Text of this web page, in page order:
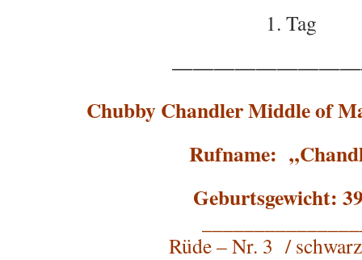
1. Tag
Chubby Chandler Middle of
Rufname:
Geburtsgewicht:
Rüde – Nr. 3 /